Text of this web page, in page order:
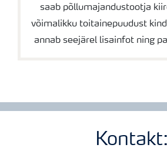
saab põllumajandustootja
võimalikku toitainepuudust
annab seejärel lisainfot ning
Kontakt: